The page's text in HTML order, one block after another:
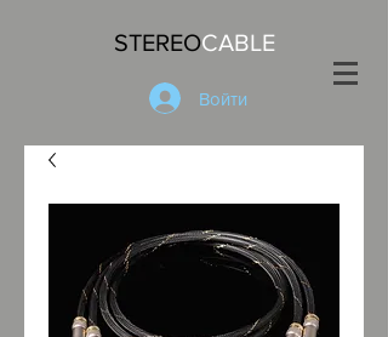
STEREOCABLE
Войти